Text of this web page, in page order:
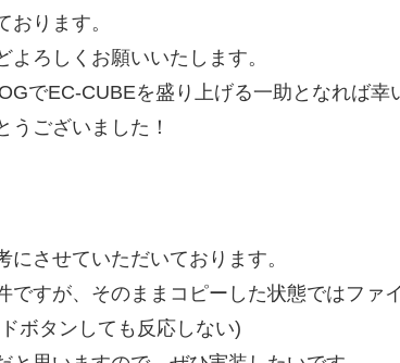
おります。
よろしくお願いいたします。
でEC-CUBEを盛り上げる一助となれば幸
うございました！
にさせていただいております。
ですが、そのままコピーした状態ではファ
ボタンしても反応しない)